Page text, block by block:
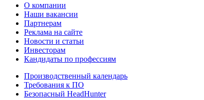
О компании
Наши вакансии
Партнерам
Реклама на сайте
Новости и статьи
Инвесторам
Кандидаты по профессиям
Производственный календарь
Требования к ПО
Безопасный HeadHunter